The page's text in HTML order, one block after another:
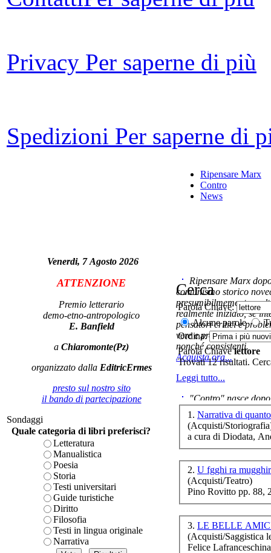
Privacy Per saperne di più
Spedizioni Per saperne di
Venerdi, 7 Agosto 2026
ATTENZIONE
Premio letterario
demo-etno-antropologico
E. Banfield
a Chiaromonte(Pz)
organizzato dalla EditricErmes
presto sul nostro sito
il bando di partecipazione
Sondaggi
Quale categoria di libri preferisci?
Letteratura
Manualistica
Poesia
Storia
Testi universitari
Guide turistiche
Diritto
Filosofia
Testi in lingua originale
Narrativa
Ripensare Marx
Contro
News
Ripensare Marx
comunismo storico
presumibilmemente
realmente iniziato, se
pensatori critici e
vere e proprie correnti
nonché consistenti.
Acquista ora...
Leggi tutto...
"Contro" nasce
cominciato con la
ripensaremarx. i saggi
questa collaborazione
è teorica, sempre però
presente fase.
Acquista ora...
A feed could not be
http://www.lastampa.it/
Cerca
Parola Chiave:
Alcune parole
Ordina:
Parola Chiavelettore
Trovati 12 risultati.
1. Narrativa di
(Acquisti/
a cura di Diodata,
2. U fgghi ra
(Acquisti/Teatro)
Pino Rovitto pp. 88,
3. LE BELLE
(Acquisti/Saggistica
Felice